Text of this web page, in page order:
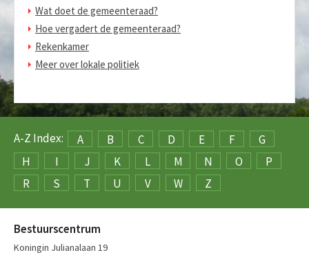
Wat doet de gemeenteraad?
Hoe vergadert de gemeenteraad?
Rekenkamer
Meer over lokale politiek
A-Z Index: A B C D E F
G
H
I J K L M N O
P
R
S T U V W Z
Bestuurscentrum
Koningin Julianalaan 19